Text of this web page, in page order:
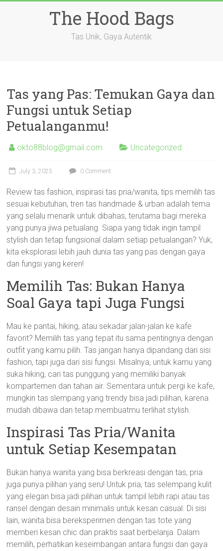
The Hood Bags
Tas Unik, Gaya Autentik
Tas yang Pas: Temukan Gaya dan
Fungsi untuk Setiap
Petualanganmu!
okto88blog@gmail.com Uncategorized
July 3, 2025 0 Comment
Review tas fashion, inspirasi tas pria/wanita, tips memilih tas
sesuai kebutuhan, tren tas handmade & urban adalah tema
yang selalu menarik untuk dibahas, terutama bagi mereka
yang punya jiwa petualang. Siapa yang tidak ingin tampil
stylish dan tetap fungsional dalam setiap petualangan? Yuk,
kita eksplorasi lebih jauh dunia tas yang pas dengan gaya
dan fungsi yang keren!
Memilih Tas: Bukan Hanya
Soal Gaya tapi Juga Fungsi
Mau ke pantai, hiking, atau sekadar jalan-jalan ke kafe
favorit? Memilih tas yang tepat itu sama pentingnya dengan
outfit yang kamu pilih. Tas jangan hanya dipandang dari sisi
fashion, tapi juga dari sisi fungsi. Misalnya, untuk kamu yang
suka hiking, cari tas punggung yang memiliki banyak
kompartemen dan tahan air. Sementara untuk pergi ke kafe,
mungkin tas slempang yang trendy bisa jadi pilihan, karena
mudah dibawa dan tetap membuatmu terlihat stylish.
Inspirasi Tas Pria/Wanita
untuk Setiap Kesempatan
Bukan hanya wanita yang bisa berkreasi dengan tas, pria
juga punya pilihan yang seru! Untuk pria, tas selempang kulit
yang elegan bisa jadi pilihan untuk tampil lebih rapi atau tas
ransel dengan desain minimalis untuk kesan casual. Di sisi
lain, wanita bisa bereksperimen dengan tas tote yang
memberi kesan chic dan praktis saat berbelanja. Dalam
memilih, perhatikan keseimbangan antara fungsi dan gaya